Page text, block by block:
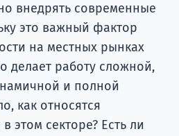
внедрять современные
это важный фактор
на местных рынках
делает работу сложной,
и полной
как относятся
этом секторе? Есть ли